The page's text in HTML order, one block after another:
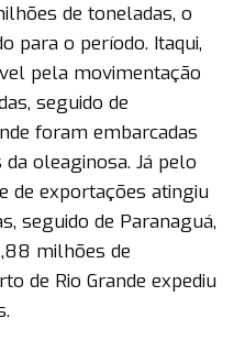
de toneladas, o
para o período. Itaqui,
pela movimentação
seguido de
foram embarcadas
oleaginosa. Já pelo
de exportações atingiu
seguido de Paranaguá,
milhões de
de Rio Grande expediu